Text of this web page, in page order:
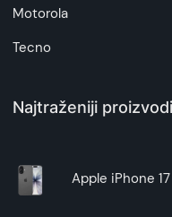
Motorola
Tecno
Najtraženiji proizvodi
Apple iPhone